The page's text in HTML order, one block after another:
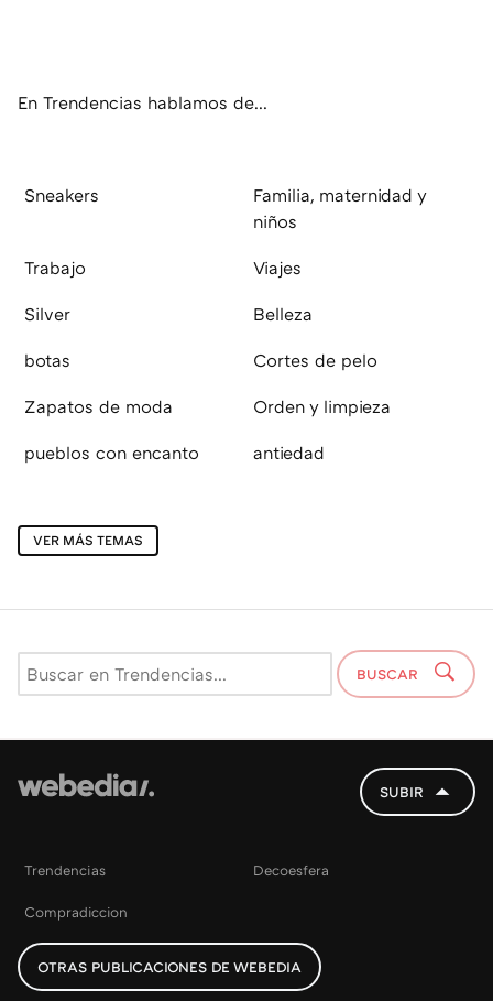
En Trendencias hablamos de...
Sneakers
Familia, maternidad y
niños
Trabajo Viajes
Silver Belleza
botas Cortes de pelo
Zapatos de moda Orden y limpieza
pueblos con encanto antiedad
VER MÁS TEMAS
BUSCAR
SUBIR
Trendencias Decoesfera
Compradiccion
OTRAS PUBLICACIONES DE WEBEDIA